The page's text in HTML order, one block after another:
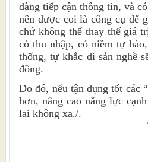
dàng tiếp cận thông tin, và
nên được coi là công cụ để
chứ không thể thay thế giá
có thu nhập, có niềm tự
thống, tự khắc di sản nghề
đồng.
Do đó, nếu tận dụng tốt các
hơn, nâng cao năng lực
lai không xa./.